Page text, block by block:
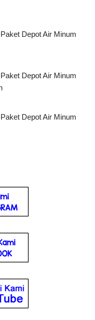
Depot Air Minum
Depot Air Minum
Depot Air Minum